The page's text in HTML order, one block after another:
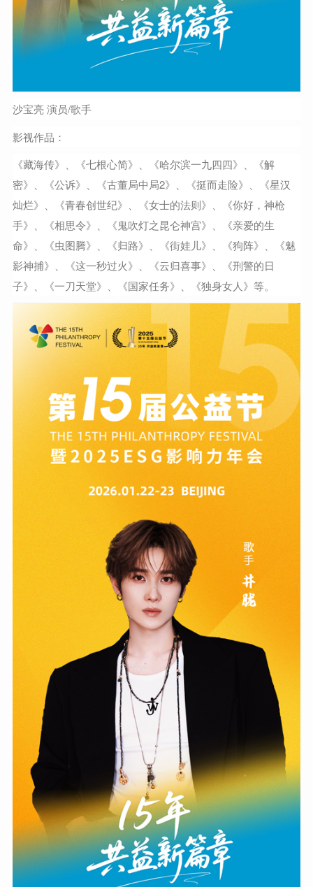
沙宝亮 演员/歌手
影视作品：
《藏海传》、《七根心简》、《哈尔滨一九四四》、《解
密》、《公诉》、《古董局中局2》、《挺而走险》、《星汉
灿烂》、《青春创世纪》、《女士的法则》、《你好，神枪
手》、《相思令》、《鬼吹灯之昆仑神宫》、《亲爱的生
命》、《虫图腾》、《归路》、《街娃儿》、《狗阵》、《魅
影神捕》、《这一秒过火》、《云归喜事》、《刑警的日
子》、《一刀天堂》、《国家任务》、《独身女人》等。